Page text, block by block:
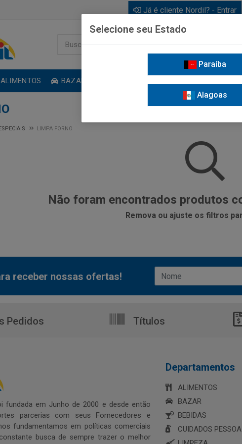
Já é cliente Nordil? - Entrar
ALIMENTOS BAZAR
LIMPA FORNO
Não foram encontrados produtos
Remova ou ajuste os filtros
receber nossas ofertas!
Pedidos Títulos
fundada em Junho de 2000 e desde então
parcerias com seus Fornecedores e
fundamentamos em políticas comerciais
busca de sempre trazer o melhor
Departamentos
ALIMENTOS
BAZAR
BEBIDAS
CUIDADOS
Selecione seu Estado
Paraíba
Alagoas